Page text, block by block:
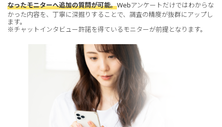
なったモニターへ追加の質問が可能。Webアンケートだけではわからな
かった内容を、丁寧に深掘りすることで、調査の精度が抜群にアップし
ます。
※チャットインタビュー許諾を得ているモニターが前提となります。